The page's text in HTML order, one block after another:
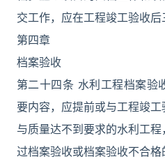
交工作，应在工程竣工验收后
第四章
档案验收
第二十四条 水利工程档案验
要内容，应提前或与工程竣
与质量达不到要求的水利工
过档案验收或档案验收不合